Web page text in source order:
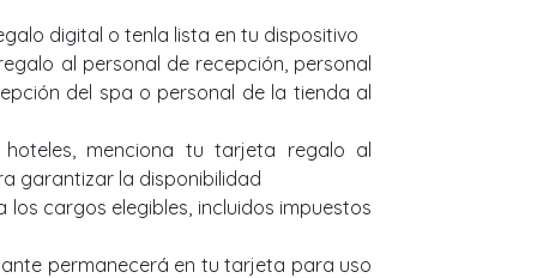
digital o tenla lista en tu dispositivo
al personal de recepción, personal
del spa o personal de la tienda al
menciona tu tarjeta regalo al
garantizar la disponibilidad
los cargos elegibles, incluidos impuestos
permanecerá en tu tarjeta para uso